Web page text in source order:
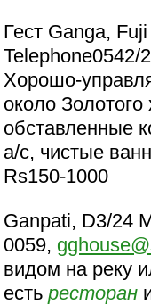
Гест Ganga,
Telephone0542/
Хорошо-
около
обставленные
a/c, чистые
Rs150-1000
Ganpati, D3/24
0059,
видом на реку
естьресторан